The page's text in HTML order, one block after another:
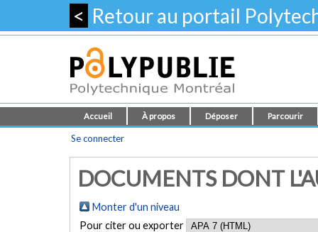
< Retour au portail
Accueil À propos Déposer Parcourir
Se connecter
DOCUMENTS DONT
Monter d'un niveau
Pour citer ou exporter